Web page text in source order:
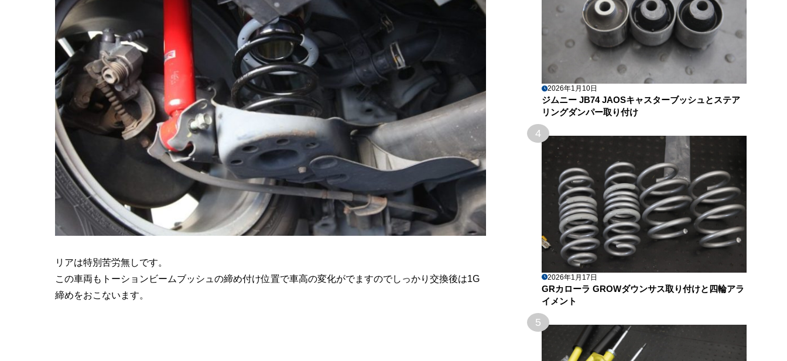
リアは特別苦労無しです。
この車両もトーションビームブッシュの締め付け位置で車高の変化がでますのでしっかり交換後は1G
締めをおこないます。
2026年1月10日
ジムニー JB74 JAOSキャスターブッシュとステア
リングダンパー取り付け
4
2026年1月17日
GRカローラ GROWダウンサス取り付けと四輪アラ
イメント
5